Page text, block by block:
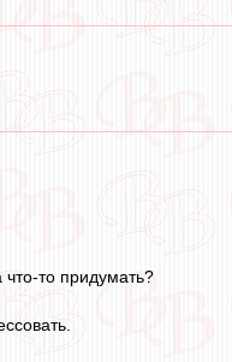
то придумать?